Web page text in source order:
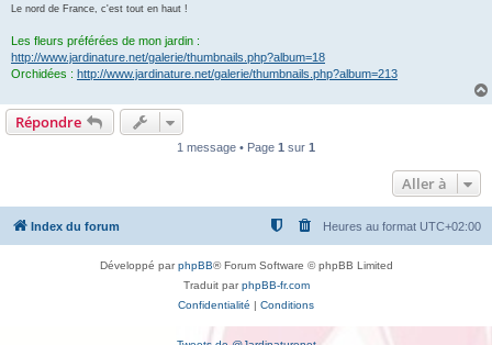
Le nord de France, c'est tout en haut !
Les fleurs préférées de mon jardin :
http://www.jardinature.net/galerie/thumbnails.php?album=18
Orchidées : http://www.jardinature.net/galerie/thumbnails.php?album=213
Répondre
1 message • Page 1 sur 1
Aller à
Index du forum Heures au format UTC+02:00
Développé parphpBB® Forum Software © phpBB Limited
Traduit parphpBB-fr.com
Confidentialité
Conditions